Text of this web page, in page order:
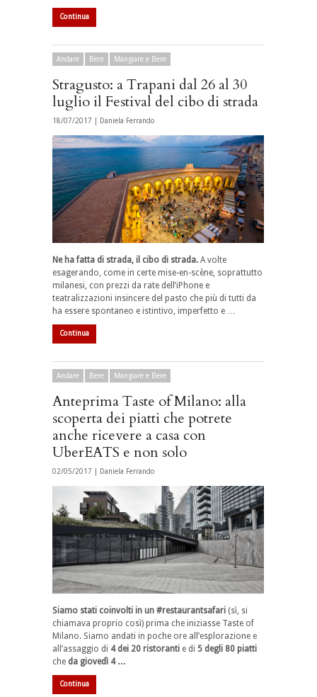
Continua
Andare Bere Mangiare e Bere
Stragusto: a Trapani dal 26 al 30
luglio il Festival del cibo di strada
18/07/2017 | Daniela Ferrando
Ne ha fatta di strada, il cibo di strada. A volte
esagerando, come in certe mise-en-scène, soprattutto
milanesi, con prezzi da rate dell’iPhone e
teatralizzazioni insincere del pasto che più di tutti da
ha essere spontaneo e istintivo, imperfetto e …
Continua
Andare Bere Mangiare e Bere
Anteprima Taste of Milano: alla
scoperta dei piatti che potrete
anche ricevere a casa con
UberEATS e non solo
02/05/2017 | Daniela Ferrando
Siamo stati coinvolti in un #restaurantsafari (sì, si
chiamava proprio così) prima che iniziasse Taste of
Milano. Siamo andati in poche ore all’esplorazione e
all’assaggio di 4 dei 20 ristoranti e di 5 degli 80 piatti
che da giovedì 4 …
Continua